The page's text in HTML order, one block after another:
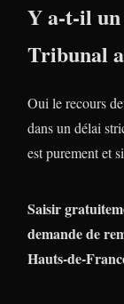
Y a-t-il
Tribunal
Oui le recours
dans un délai
est purement et
Saisir
demande de
Hauts-de-